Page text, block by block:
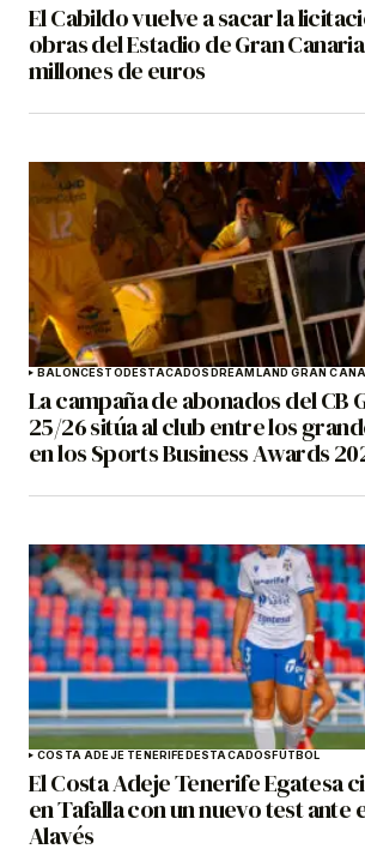
El Cabildo vuelve a sacar la
obras del Estadio de Gran
millones de euros
BALONCESTODESTACADOSDREAMLAND GRAN
La campaña de abonados del CB
25/26 sitúa al club entre los
en los Sports Business Awards
COSTA ADEJE TENERIFEDESTACADOSFÚTBOL
El Costa Adeje Tenerife Egatesa
en Tafalla con un nuevo test ante
Alavés